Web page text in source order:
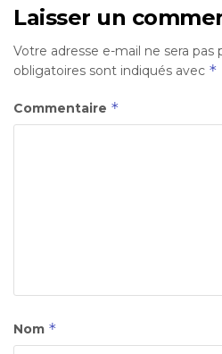
Laisser un
Votre adresse e-mail ne sera pas
obligatoires sont indiqués avec *
Commentaire *
Nom *